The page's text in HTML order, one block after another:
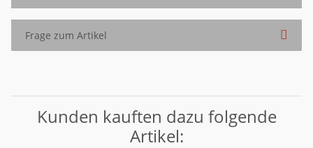
Frage zum Artikel
Kunden kauften dazu folgende
Artikel: